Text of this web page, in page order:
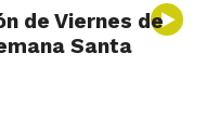
de Viernes de
Santa